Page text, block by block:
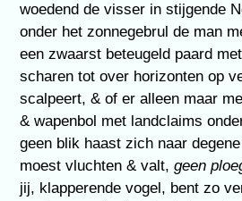
woedend de visser in stijgende
onder het zonnegebrul de man
een zwaarst beteugeld paard
scharen tot over horizonten op
scalpeert, & of er alleen maar
& wapenbol met landclaims
geen blik haast zich naar
moest vluchten & valt, geen
jij, klapperende vogel, bent zo